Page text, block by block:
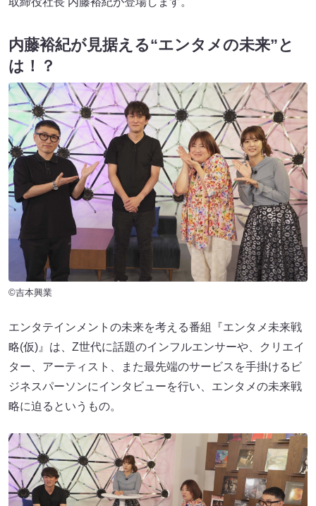
内藤裕紀が見据える“エンタメの未来”と
は！？
©吉本興業
エンタテインメントの未来を考える番組『エンタメ未来戦
略(仮)』は、Z世代に話題のインフルエンサーや、クリエイ
ター、アーティスト、また最先端のサービスを手掛けるビ
ジネスパーソンにインタビューを行い、エンタメの未来戦
略に迫るというもの。